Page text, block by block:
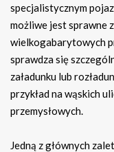
specjalistycznym
możliwe jest sprawne
wielkogabarytowych
sprawdza się
załadunku lub
przykład na wąskich
przemysłowych.
Jedną z głównych